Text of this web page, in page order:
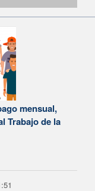
mensual,
Trabajo de la